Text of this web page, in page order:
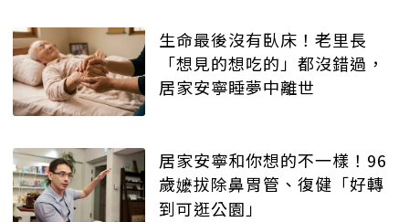
生命最後沒有臥床！老里長
「想見的想吃的」都沒錯過，
居家安寧睡夢中離世
居家安寧和你想的不一樣！96
歲嬷拔除鼻胃管、復健「好轉
到可逛公園」